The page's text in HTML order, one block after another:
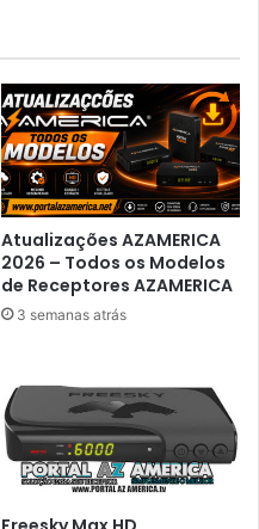
Atualizações AZAMERICA
2026 – Todos os Modelos
de Receptores AZAMERICA
3 semanas atrás